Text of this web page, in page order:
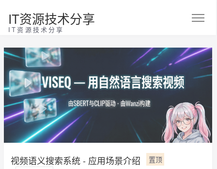
IT资源技术分享
IT资源技术分享
视频语义搜索系统 - 应用场景介绍 置顶